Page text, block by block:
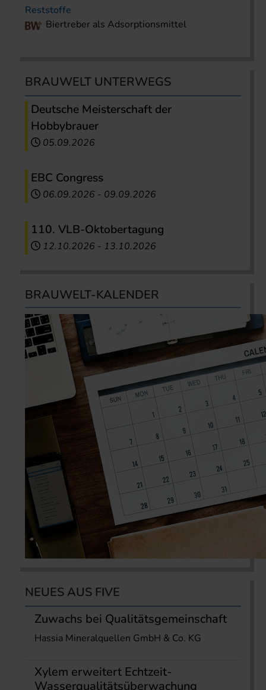
Reststoffe
Biertreber als Adsorptionsmittel
BRAUWELT UNTERWEGS
Deutsche Meisterschaft der
Hobbybrauer
05.09.2026
EBC Congress
06.09.2026 - 09.09.2026
110. VLB-Oktobertagung
12.10.2026 - 13.10.2026
BRAUWELT-KALENDER
NEUES AUS FIVE
Zuwachs bei Qualitätsgemeinschaft
Hassia Mineralquellen GmbH & Co. KG
Xylem erweitert Echtzeit-
Wasserqualitätsüberwachung